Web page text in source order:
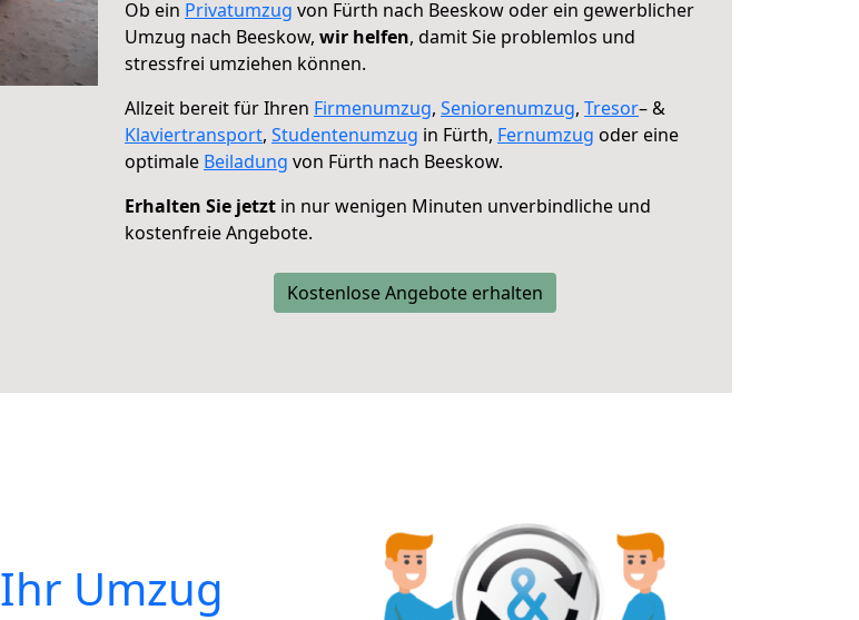
Ob ein Privatumzug von Fürth nach Beeskow oder ein gewerblicher
Umzug nach Beeskow, wir helfen, damit Sie problemlos und
stressfrei umziehen können.
Allzeit bereit für Ihren Firmenumzug, Seniorenumzug, Tresor– &
Klaviertransport, Studentenumzug in Fürth, Fernumzug oder eine
optimale Beiladung von Fürth nach Beeskow.
Erhalten Sie jetzt in nur wenigen Minuten unverbindliche und
kostenfreie Angebote.
Kostenlose Angebote erhalten
Ihr Umzug